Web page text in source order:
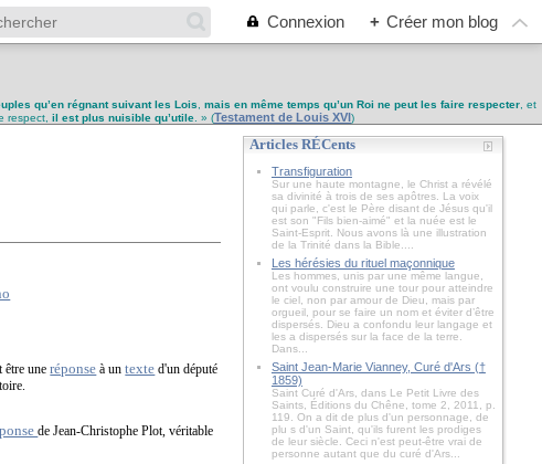
Connexion + Créer mon blog
qu’en régnant suivant les Lois mais en même temps qu’un Roi ne peut les faire respecter, et
respect, il est plus nuisible qu’utile . » (Testament de Louis XVI)
être uneréponse à untexte d'un député
de Jean-Christophe Plot , véritable
Articles RÉCents
Transfiguration
Sur une haute montagne, le Christ a révélé
sa divinité à trois de ses apôtres. La voix
qui parle, c'est le Père disant de Jésus qu'il
est son "Fils bien-aimé" et la nuée est le
Saint-Esprit. Nous avons là une illustration
de la Trinité dans la Bible....
Les hérésies du rituel maçonnique
Les hommes, unis par une même langue,
ont voulu construire une tour pour atteindre
le ciel, non par amour de Dieu, mais par
orgueil, pour se faire un nom et éviter d’être
dispersés. Dieu a confondu leur langage et
les a dispersés sur la face de la terre.
Dans...
Saint Jean-Marie Vianney, Curé d'Ars (†
1859)
Saint Curé d'Ars, dans Le Petit Livre des
Saints, Éditions du Chêne, tome 2, 2011, p.
119. On a dit de plus d'un personnage, de
plu s d'un Saint, qu'ils furent les prodiges
de leur siècle. Ceci n'est peut-être vrai de
personne autant que du curé d'Ars...